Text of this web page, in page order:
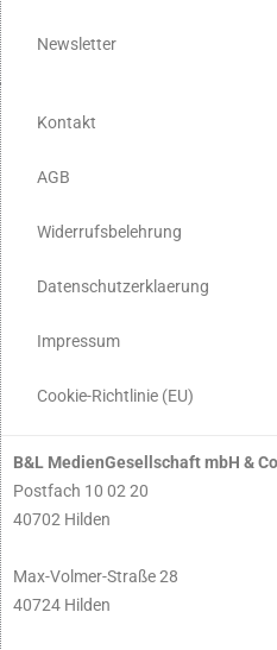
Newsletter
Kontakt
AGB
Widerrufsbelehrung
Datenschutzerklaerung
Impressum
Cookie-Richtlinie (EU)
B&L MedienGesellschaft mbH &
Postfach 10 02 20
40702 Hilden
Max-Volmer-Straße 28
40724 Hilden